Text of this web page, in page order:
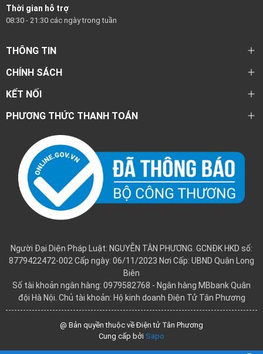
Thời gian hỗ trợ
08:30 - 21:30 các ngày trong tuần
THÔNG TIN
CHÍNH SÁCH
KẾT NỐI
PHƯƠNG THỨC THANH TOÁN
Người Đại Diện Pháp Luật: NGUYỄN TÂN PHƯƠNG. GCNĐK HKD số:
8779422472-002 Cấp ngày: 06/11/2023 Nơi Cấp: UBND Quận Long
Biên
Số tài khoản ngân hàng: 0979582768 - Ngân hàng MBbank Quân
đội Hà Nội. Chủ tài khoản: Hộ kinh doanh Điện Tử Tân Phương
@ Bản quyền thuộc về Điện tử Tân Phương
Cung cấp bởi Sapo